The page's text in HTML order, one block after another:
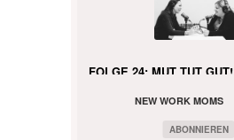
NEW WORK MOMS
ABONNIEREN
FOLGE 24: MUT TUT GUT!